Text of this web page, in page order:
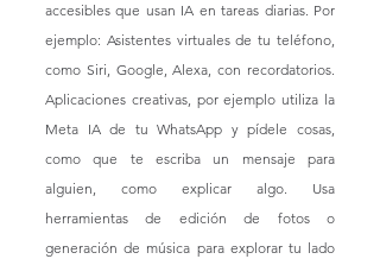
accesibles que usan IA en tareas diarias. Por
ejemplo: Asistentes virtuales de tu teléfono,
como Siri, Google, Alexa, con recordatorios.
Aplicaciones creativas, por ejemplo utiliza la
Meta IA de tu WhatsApp y pídele cosas,
como que te escriba un mensaje para
alguien, como explicar algo. Usa
herramientas de edición de fotos o
generación de música para explorar tu lado